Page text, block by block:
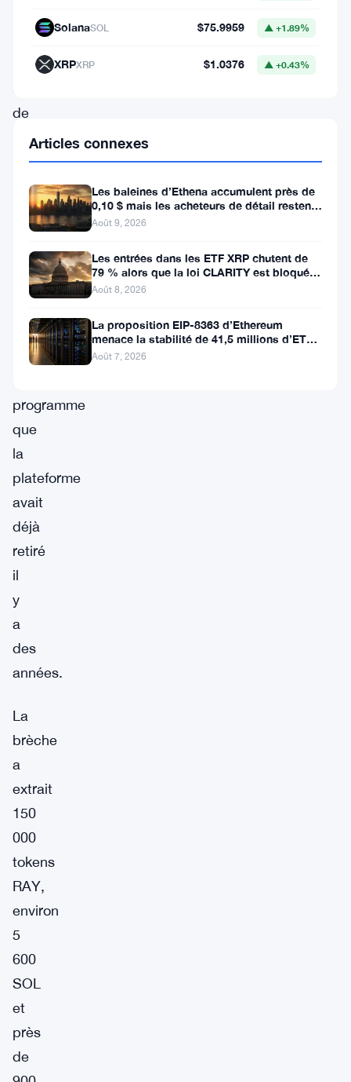
perdu
1,34
de
dollars
après
qu’un
attaquant
exploité
une
enfouie
dans
programme
que
la
plateforme
avait
déjà
retiré
il
y
a
des
années.
La
brèche
a
extrait
150
000
tokens
RAY,
environ
5
600
SOL
et
près
de
SolanaSOL $75.9959 ▲ +1.89%
XRPXRP $1.0376 ▲ +0.43%
Articles connexes
Les baleines d’Ethena accumulent près de
0,10 $ mais les acheteurs de détail restent
à l’écart
Août 9, 2026
Les entrées dans les ETF XRP chutent de
79 % alors que la loi CLARITY est bloquée
avant la pause du Sénat
Août 8, 2026
La proposition EIP-8363 d’Ethereum
menace la stabilité de 41,5 millions d’ETH
stakés et de la DeFi
Août 7, 2026